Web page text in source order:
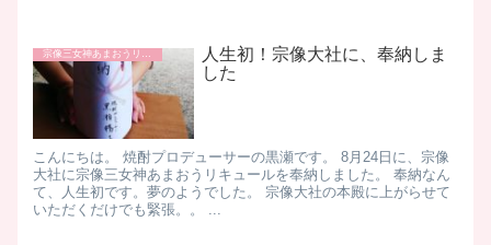
宗像三女神あまおうリキュール
人生初！宗像大社に、奉納しま
した
こんにちは。 焼酎プロデューサーの黒瀬です。 8月24日に、宗像
大社に宗像三女神あまおうリキュールを奉納しました。 奉納なん
て、人生初です。夢のようでした。 宗像大社の本殿に上がらせて
いただくだけでも緊張。。 ...